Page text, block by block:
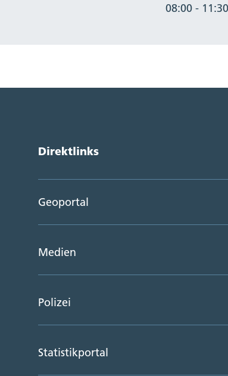
08:00 -
Direktlinks
Geoportal
Medien
Polizei
Statistikportal